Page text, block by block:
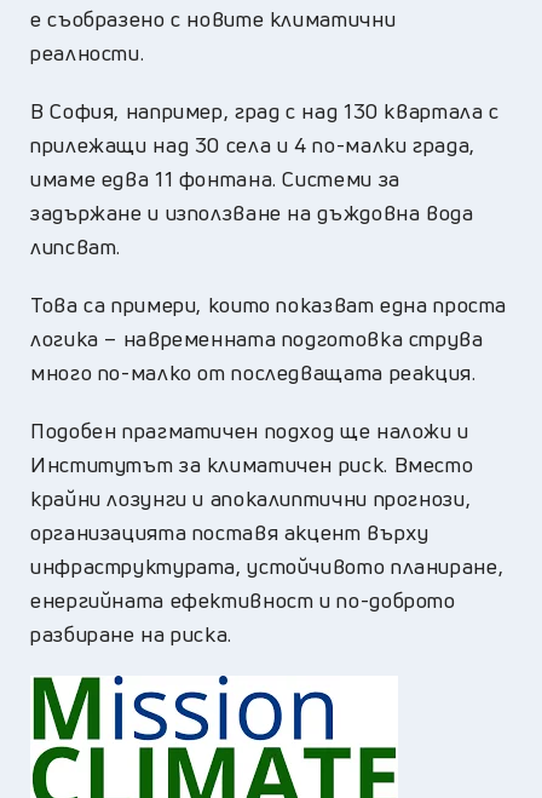
е съобразено с новите климатични
реалности.
В София, например, град с над 130 квартала с
прилежащи над 30 села и 4 по-малки града,
имаме едва 11 фонтана. Системи за
задържане и използване на дъждовна вода
липсват.
Това са примери, които показват една проста
логика – навременната подготовка струва
много по-малко от последващата реакция.
Подобен прагматичен подход ще наложи и
Институтът за климатичен риск. Вместо
крайни лозунги и апокалиптични прогнози,
организацията поставя акцент върху
инфраструктурата, устойчивото планиране,
енергийната ефективност и по-доброто
разбиране на риска.